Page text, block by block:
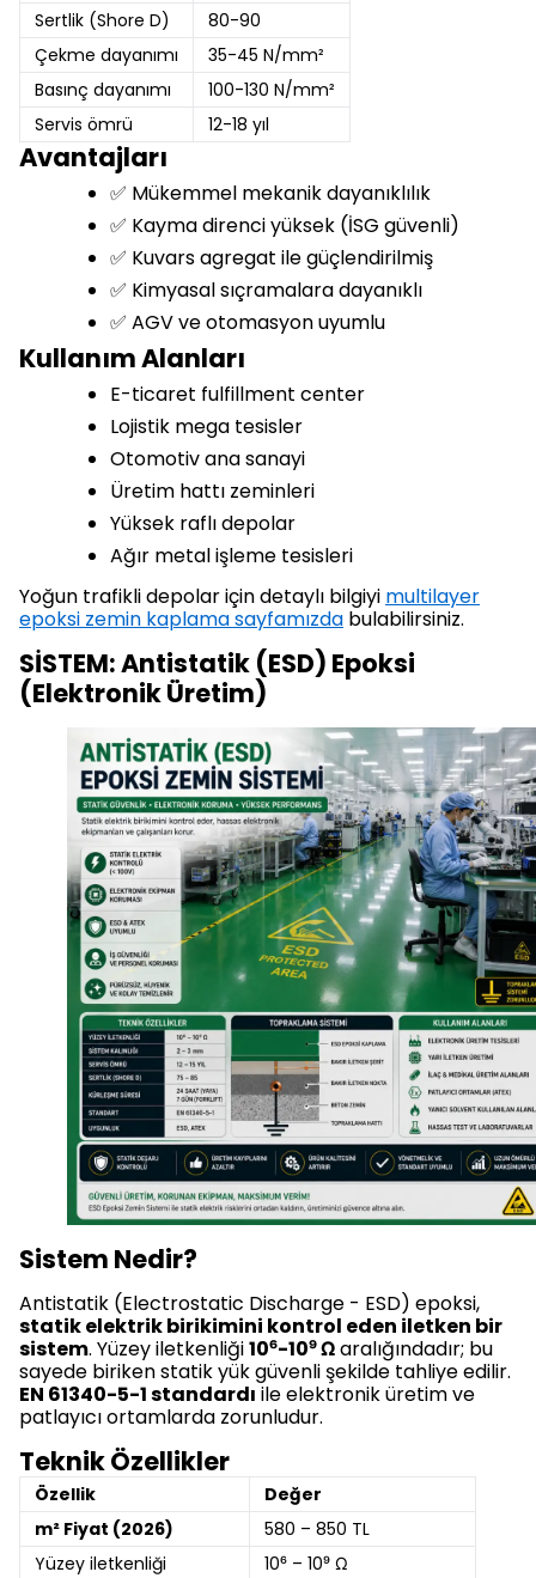
Sertlik (Shore D)
80-90
Çekme dayanımı
35-45 N/mm²
Basınç dayanımı
100-130 N/mm²
Servis ömrü
12-18 yıl
Avantajları
✅ Mükemmel mekanik dayanıklılık
✅ Kayma direnci yüksek (İSG güvenli)
✅ Kuvars agregat ile güçlendirilmiş
✅ Kimyasal sıçramalara dayanıklı
✅ AGV ve otomasyon uyumlu
Kullanım Alanları
E-ticaret fulfillment center
Lojistik mega tesisler
Otomotiv ana sanayi
Üretim hattı zeminleri
Yüksek raflı depolar
Ağır metal işleme tesisleri
Yoğun trafikli depolar için detaylı bilgiyi multilayer
epoksi zemin kaplama sayfamızda bulabilirsiniz.
SİSTEM: Antistatik (ESD) Epoksi
(Elektronik Üretim)
Sistem Nedir?
Antistatik (Electrostatic Discharge - ESD) epoksi,
statik elektrik birikimini kontrol eden iletken bir
sistem. Yüzey iletkenliği10⁶-10⁹ Ωaralığındadır; bu
sayede biriken statik yük güvenli şekilde tahliye edilir.
EN 61340-5-1 standardı ile elektronik üretim ve
patlayıcı ortamlarda zorunludur.
Teknik Özellikler
Özellik
Değer
m² Fiyat (2026)
580 – 850 TL
Yüzey iletkenliği
10⁶ – 10⁹ Ω